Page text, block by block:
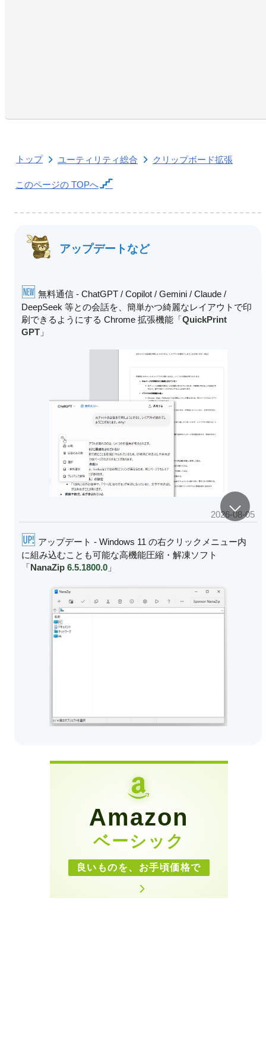
トップ ユーティリティ総合 クリップボード拡張
このページの TOPへ
アップデートなど
Amazon
ベーシック
良いものを、お手頃価格で